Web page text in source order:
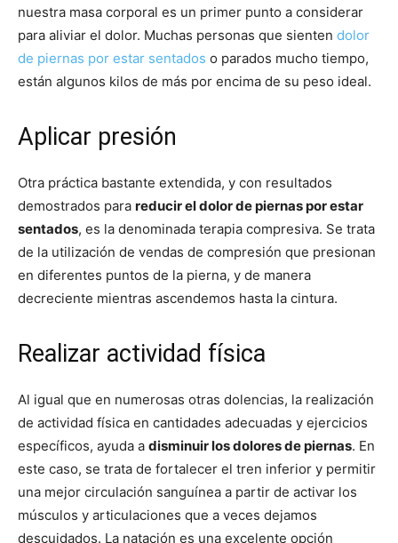
nuestra masa corporal es un primer punto a considerar
para aliviar el dolor. Muchas personas que sienten dolor
de piernas por estar sentados o parados mucho tiempo,
están algunos kilos de más por encima de su peso ideal.
Aplicar presión
Otra práctica bastante extendida, y con resultados
demostrados para reducir el dolor de piernas por estar
sentados, es la denominada terapia compresiva. Se trata
de la utilización de vendas de compresión que presionan
en diferentes puntos de la pierna, y de manera
decreciente mientras ascendemos hasta la cintura.
Realizar actividad física
Al igual que en numerosas otras dolencias, la realización
de actividad física en cantidades adecuadas y ejercicios
específicos, ayuda a disminuir los dolores de piernas. En
este caso, se trata de fortalecer el tren inferior y permitir
una mejor circulación sanguínea a partir de activar los
músculos y articulaciones que a veces dejamos
descuidados. La natación es una excelente opción